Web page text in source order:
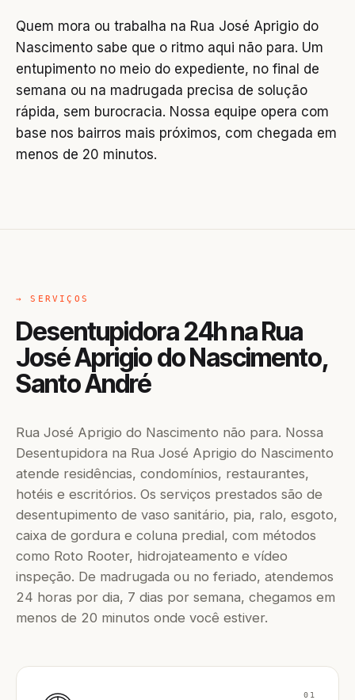
Quem mora ou trabalha na Rua José Aprigio do
Nascimento sabe que o ritmo aqui não para. Um
entupimento no meio do expediente, no final de
semana ou na madrugada precisa de solução
rápida, sem burocracia. Nossa equipe opera com
base nos bairros mais próximos, com chegada em
menos de 20 minutos.
→ SERVIÇOS
Desentupidora 24h na Rua
José Aprigio do Nascimento,
Santo André
Rua José Aprigio do Nascimento não para. Nossa
Desentupidora na Rua José Aprigio do Nascimento
atende residências, condomínios, restaurantes,
hotéis e escritórios. Os serviços prestados são de
desentupimento de vaso sanitário, pia, ralo, esgoto,
caixa de gordura e coluna predial, com métodos
como Roto Rooter, hidrojateamento e vídeo
inspeção. De madrugada ou no feriado, atendemos
24 horas por dia, 7 dias por semana, chegamos em
menos de 20 minutos onde você estiver.
01